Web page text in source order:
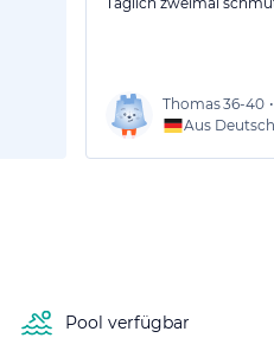
Thomas36-40 •
Aus
Pool verfügbar